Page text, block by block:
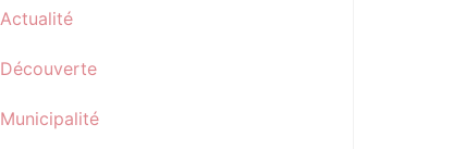
Actualité
Découverte
Municipalité